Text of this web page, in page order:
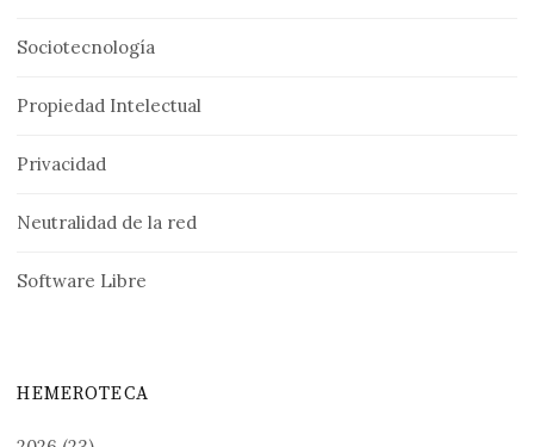
Sociotecnología
Propiedad Intelectual
Privacidad
Neutralidad de la red
Software Libre
HEMEROTECA